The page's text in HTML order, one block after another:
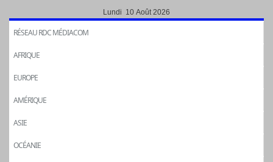
Lundi 10 Août 2026
RÉSEAU RDC MÉDIACOM
AFRIQUE
EUROPE
AMÉRIQUE
ASIE
OCÉANIE